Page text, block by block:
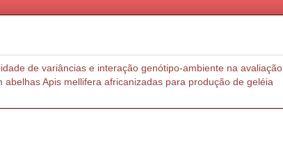
de variâncias e interação genótipo-ambiente na avaliação
abelhas Apis mellifera africanizadas para produção de geléia